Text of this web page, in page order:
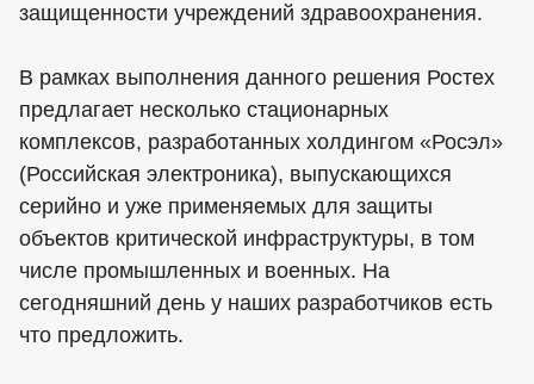
защищенности учреждений здравоохранения.
В рамках выполнения данного решения Ростех
предлагает несколько стационарных
комплексов, разработанных холдингом «Росэл»
(Российская электроника), выпускающихся
серийно и уже применяемых для защиты
объектов критической инфраструктуры, в том
числе промышленных и военных. На
сегодняшний день у наших разработчиков есть
что предложить.